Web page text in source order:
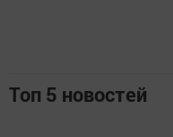
Топ 5 новостей